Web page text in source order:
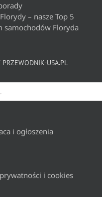
– nasze Top 5
samochodów Floryda
PRZEWODNIK-USA.PL
i ogłoszenia
i cookies